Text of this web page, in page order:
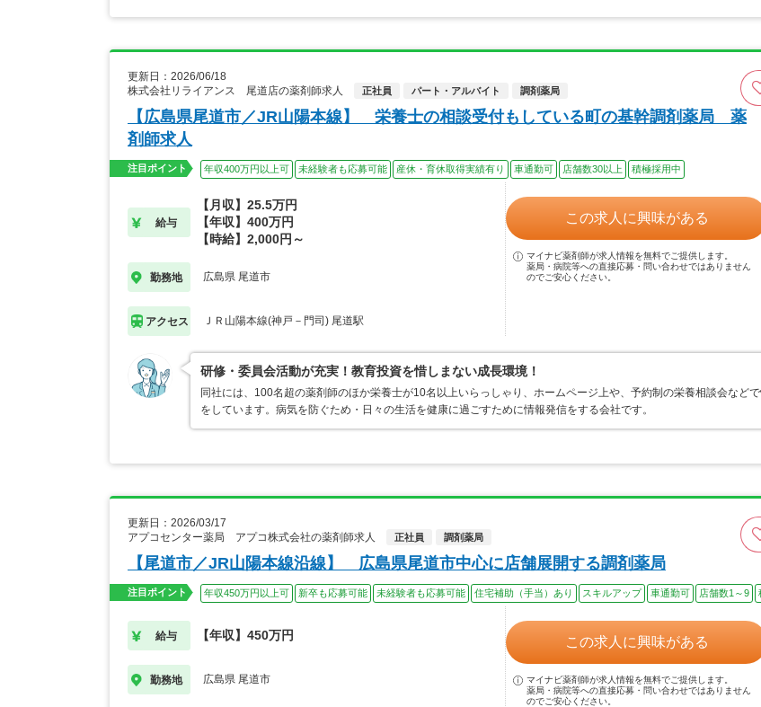
更新日：2026/06/18
株式会社リライアンス 尾道店の薬剤師求人
正社員 パート・アルバイト 調剤薬局
【広島県尾道市／JR山陽本線】 栄養士の相談受付もしている町の基幹調剤薬局 薬
剤師求人
注目ポイント 年収400万円以上可 未経験者も応募可能 産休・育休取得実績有り 車通勤可 店舗数30以上 積極採用中
給与
【月収】25.5万円
【年収】400万円
【時給】2,000円～
勤務地 広島県 尾道市
アクセス ＪＲ山陽本線(神戸－門司) 尾道駅
この求人に興味がある
マイナビ薬剤師が求人情報を無料でご提供します。
薬局・病院等への直接応募・問い合わせではありません
のでご安心ください。
研修・委員会活動が充実！教育投資を惜しまない成長環境！
同社には、100名超の薬剤師のほか栄養士が10名以上いらっしゃり、ホームページ上や、予約制の栄養相談会など
をしています。病気を防ぐため・日々の生活を健康に過ごすために情報発信をする会社です。
更新日：2026/03/17
アプコセンター薬局 アプコ株式会社の薬剤師求人
正社員 調剤薬局
【尾道市／JR山陽本線沿線】 広島県尾道市中心に店舗展開する調剤薬局
注目ポイント 年収450万円以上可 新卒も応募可能 未経験者も応募可能 住宅補助（手当）あり スキルアップ 車通勤可 店舗数1～9
給与 【年収】450万円
勤務地 広島県 尾道市
この求人に興味がある
マイナビ薬剤師が求人情報を無料でご提供します。
薬局・病院等への直接応募・問い合わせではありません
のでご安心ください。